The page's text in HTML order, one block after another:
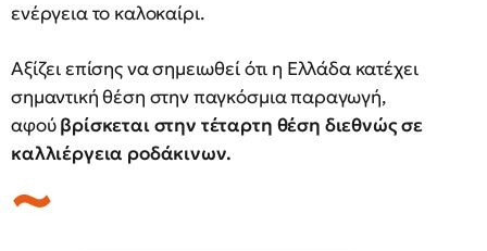
ενέργεια το καλοκαίρι.
Αξίζει επίσης να σημειωθεί ότι η Ελλάδα κατέχει
σημαντική θέση στην παγκόσμια παραγωγή,
αφούβρίσκεται στην τέταρτη θέση διεθνώς σε
καλλιέργεια ροδάκινων.